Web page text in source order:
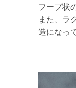
フープ状
また、ラ
造になっ